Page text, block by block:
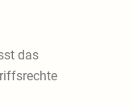
das